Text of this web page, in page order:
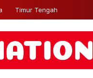
Timur Tengah